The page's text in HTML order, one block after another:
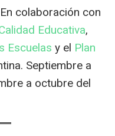
En colaboración con
Educativa,
Escuelas y el Plan
Septiembre a
a octubre del